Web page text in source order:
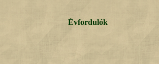
Évfordulók